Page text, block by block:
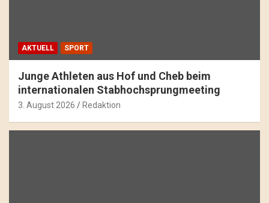
AKTUELL SPORT
Junge Athleten aus Hof und Cheb beim
internationalen Stabhochsprungmeeting
3. August 2026 Redaktion